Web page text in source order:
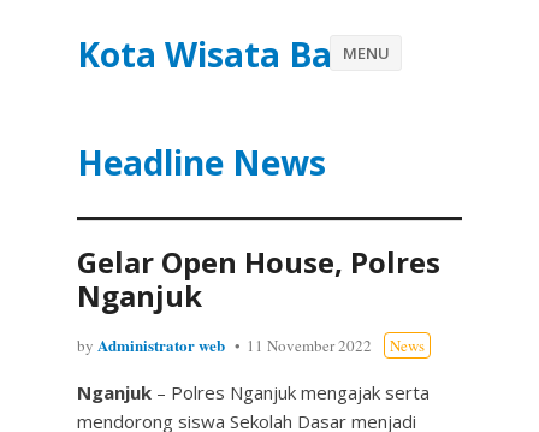
Kota Wisata Batu
Headline News
MENU
Gelar Open House, Polres
Nganjuk
by Administrator web 11 November 2022 News
Nganjuk – Polres Nganjuk mengajak serta
mendorong siswa Sekolah Dasar menjadi